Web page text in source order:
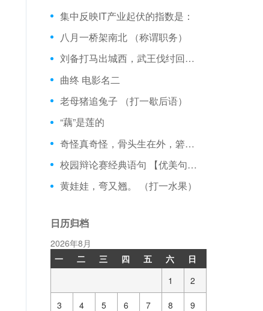
集中反映IT产业起伏的指数是：
八月一桥架南北 （称谓职务）
刘备打马出城西，武王伐纣回西岐，韩信拉着萧何手，霸王乌江别虞姬。 （猜四种水果）
曲终 电影名二
老母猪追兔子 （打一歇后语）
“藕”是莲的
奇怪真奇怪，骨头生在外，箬笠挂门外。 （打一动物）
校园辩论赛经典语句 【优美句子】
黄娃娃，弯又翘。 （打一水果）
日历归档
2026年8月
一
二 三 四 五 六
日
1
2
3 4 5 6 7 8 9